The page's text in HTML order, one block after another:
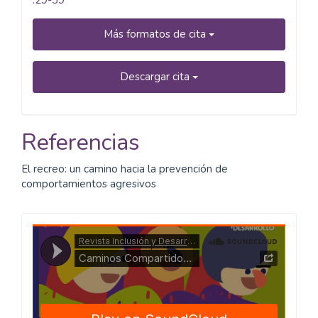
Más formatos de cita
Descargar cita
Referencias
El recreo: un camino hacia la prevención de
comportamientos agresivos
Caminos
Compartidos